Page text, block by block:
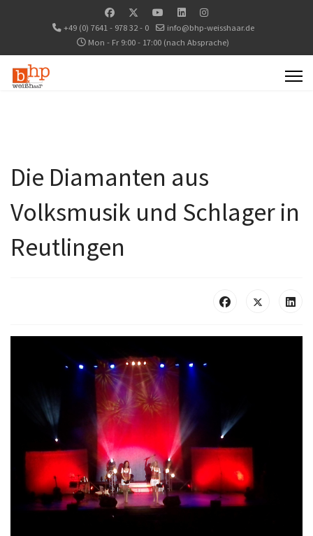
+49 (0) 7641 - 978 32 - 0
info@bhp-weisshaar.de
Mon - Fr 9:00 - 17:00 (nach Absprache)
Die Diamanten aus
Volksmusik und Schlager in
Reutlingen